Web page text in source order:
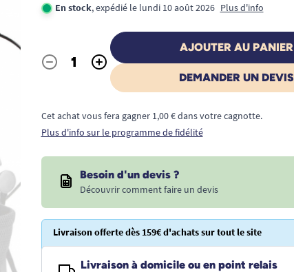
En stock, expédié le lundi 10 août 2026 Plus d'info
Quantité
- +
AJOUTER AU PANIER
DEMANDER UN DEVIS
Cet achat vous fera gagner 1,00 € dans votre cagnotte.
Plus d'info sur le programme de fidélité
Besoin d'un devis ?
Découvrir comment faire un devis
Livraison offerte dès 159€ d'achats sur tout le site
Livraison à domicile ou en point relais